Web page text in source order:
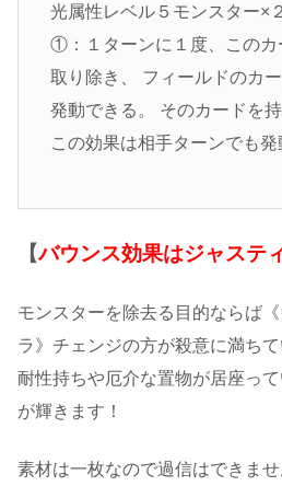
光属性レベル５モンスター×２
①：１ターンに１度、このカ
取り除き、 フィールドのカ
発動できる。 そのカードを
この効果は相手ターンでも発
【バウンス効果はジャステ
モンスターを除去る目的ならば
ラ》チェンジの方が殺意に満ちて
耐性持ちや厄介な置物が居座っ
が輝きます！
素材は一枚なので過信はできま